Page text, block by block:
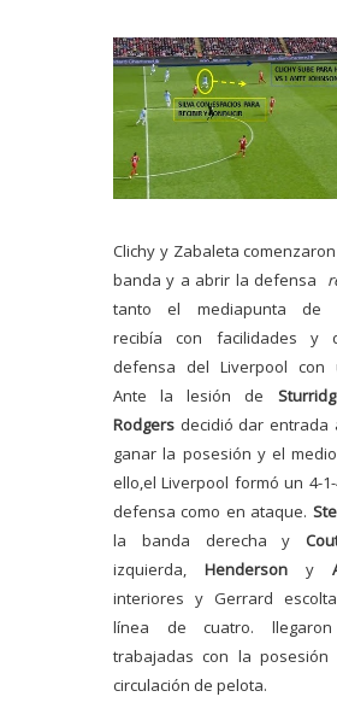
Clichy y Zabaleta
banda y a abrir la defensa
tanto el mediapunta de
recibía con facilidades y
defensa del Liverpool con
Ante la lesión de
Rodgers decidió dar
ganar la posesión y el
ello,el Liverpool formó un 4-
defensa como en ataque.
la banda derecha y
izquierda, Hendersony
interiores y Gerrard
línea de cuatro. llegaron
trabajadas con la
circulación de pelota.